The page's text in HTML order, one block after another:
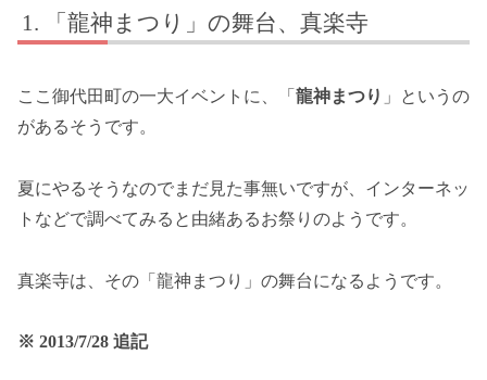
「龍神まつり」の舞台、真楽寺
ここ御代田町の一大イベントに、「 龍神まつり 」というの
があるそうです。
夏にやるそうなのでまだ見た事無いですが、インターネッ
トなどで調べてみると由緒あるお祭りのようです。
真楽寺は、その「龍神まつり」の舞台になるようです。
※ 2013/7/28 追記